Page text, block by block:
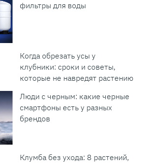
фильтры для воды
Когда обрезать усы у
клубники: сроки и советы,
которые не навредят растению
Люди с черным: какие черные
смартфоны есть у разных
брендов
Клумба без ухода: 8 растений,